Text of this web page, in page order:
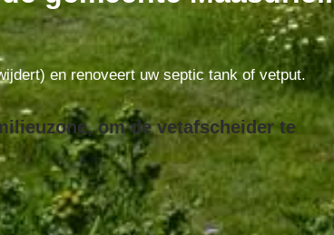
en renoveert uw septic tank of vetput.
om de vetafscheider te